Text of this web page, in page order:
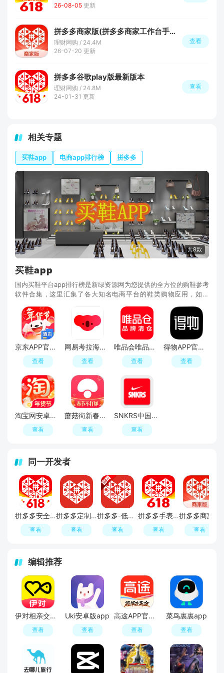
26-08-05 更新
拼多多商家版(拼多多商家工作台手机端官方版)
理财网购 / 24.4M
26-07-20 更新
查看
拼多多谷歌play版最新版本
理财网购 / 24.8M
24-01-31 更新
查看
相关专题
买鞋app 电商app排行榜 拼多多
共8款
买鞋app
国内买鞋平台app排行榜是新绿资源网为您提供的全方位的购鞋参考
软件合集，这里汇集了各大知名电商平台的鞋类购物应用，如淘
京东APP官方正版
查看
网易考拉海购官方客户端app
查看
唯品会唯品仓app手机端
查看
得物APP官方正版
查看
淘宝网安卓手机客户端
查看
蘑菇街新春优惠版
查看
SNKRS中国app官方最新版
查看
同一开发者
拼多多安全最新版本
查看
拼多多定制版apk
查看
拼多多-低价省钱购物电商平台
查看
拼多多手表版安装包
查看 查看
编辑推荐
伊对相亲交友平台官方APP
查看
Uki安卓版app
查看
高途APP官方正版
查看
菜鸟裹裹app
查看